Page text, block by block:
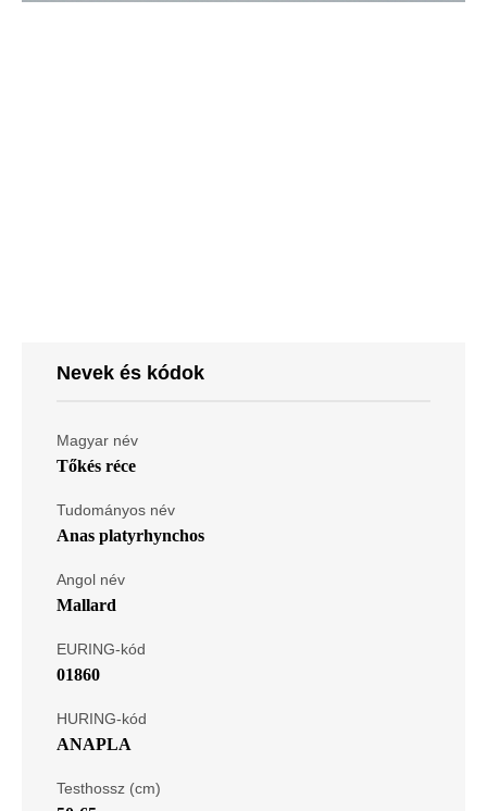
Nevek és kódok
Magyar név
Tőkés réce
Tudományos név
Anas platyrhynchos
Angol név
Mallard
EURING-kód
01860
HURING-kód
ANAPLA
Testhossz (cm)